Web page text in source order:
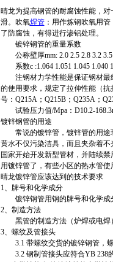
晴龙为提高钢管的耐腐蚀性能，
滑。吹氧焊管：用作炼钢吹氧用管
了防腐蚀，有得进行渗铝处理。
镀锌钢管的重量系数
公称壁厚mm: 2.0 2.5 2.8 3.2 3.5
系数c :1.064 1.051 1.045 1.040
注钢材力学性能是保证钢材最
的使用要求，规定了拉伸性能（
号：Q215A；Q215B；Q235A；
试验压力值/Mpa：D10.2-
镀锌钢管的用途
常说的镀锌管，镀锌管的用途
黄水不仅污染洁具，而且夹杂着
国家开始开发新型管材，并陆续
用镀锌管了，有些小区的热水管使
晴龙镀锌管应该达到的技术要求
1、牌号和化学成分
镀锌钢管用钢的牌号和化学成
2、制造方法
黑管的制造方法（炉焊或电焊
3、螺纹及管接头
3.1 带螺纹交货的镀锌钢管，螺
3.2 钢制管接头应符合YB 238